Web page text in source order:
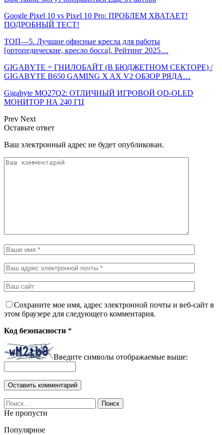
Google Pixel 10 vs Pixel 10 Pro: ПРОБЛЕМ ХВАТАЕТ!
ПОДРОБНЫЙ ТЕСТ!
ТОП—5. Лучшие офисные кресла для работы
[ортопедические, кресло босса]. Рейтинг 2025…
GIGABYTE = ГНИЛОБАЙТ (В БЮДЖЕТНОМ СЕКТОРЕ) /
GIGABYTE B650 GAMING X AX V2 ОБЗОР РЯДА…
Gigabyte MO27Q2: ОТЛИЧНЫЙ ИГРОВОЙ QD-OLED
МОНИТОР НА 240 ГЦ
Prev Next
Оставьте ответ
Ваш электронный адрес не будет опубликован.
Сохраните мое имя, адрес электронной почты и веб-сайт в
этом браузере для следующего комментария.
Код безопасности *
Введите символы отображаемые выше:
Не пропусти
Популярное